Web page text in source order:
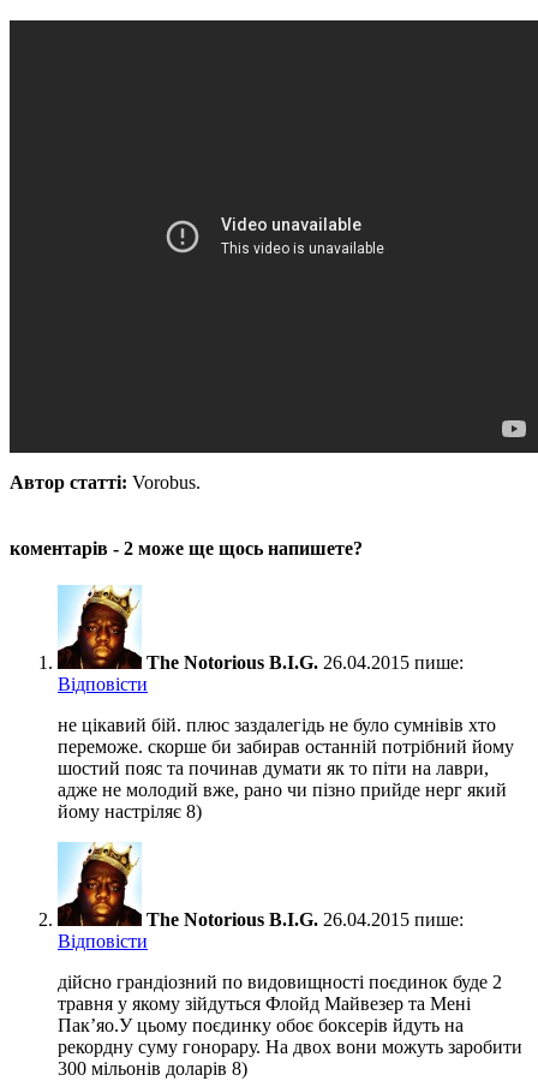
Автор статті: Vorobus.
коментарів - 2 може ще щось напишете?
The Notorious B.I.G. 26.04.2015 пише:
Відповіcти
не цікавий бій. плюс заздалегідь не було сумнівів хто
переможе. скорше би забирав останній потрібний йому
шостий пояс та починав думати як то піти на лаври,
адже не молодий вже, рано чи пізно прийде нерг який
йому настріляє 8)
The Notorious B.I.G. 26.04.2015 пише:
Відповіcти
дійсно грандіозний по видовищності поєдинок буде 2
травня у якому зійдуться Флойд Майвезер та Мені
Пак’яо.У цьому поєдинку обоє боксерів йдуть на
рекордну суму гонорару. На двох вони можуть заробити
300 мільонів доларів 8)